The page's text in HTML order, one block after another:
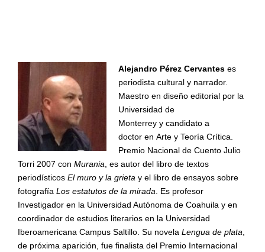
Alejandro Pérez Cervanteses
periodista cultural y narrador.
Maestro en diseño editorial por la
Universidad de
Monterrey y candidato a
doctor en Arte y Teoría Crítica.
Premio Nacional de Cuento Julio
Torri 2007 con Murania , es autor del libro de textos
periodísticos El muro y la grieta y el libro de ensayos sobre
fotografía Los estatutos de la mirada . Es profesor
Investigador en la Universidad Autónoma de Coahuila y en
coordinador de estudios literarios en la Universidad
Iberoamericana Campus Saltillo. Su novela Lengua de plata
de próxima aparición, fue finalista del Premio Internacional